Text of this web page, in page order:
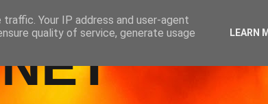
Your IP address and user-agent
quality of service, generate usage
LEARN